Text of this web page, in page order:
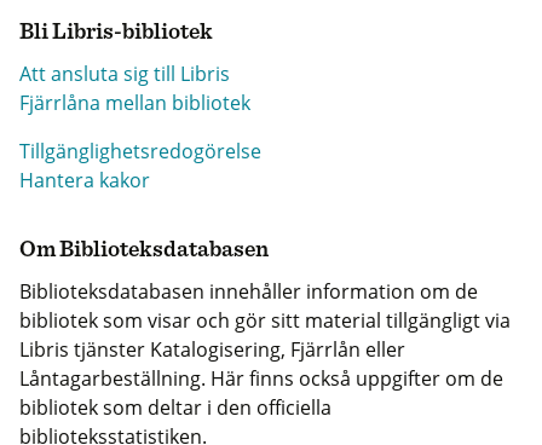
Bli Libris-bibliotek
Att ansluta sig till Libris
Fjärrlåna mellan bibliotek
Tillgänglighetsredogörelse
Hantera kakor
Om Biblioteksdatabasen
Biblioteksdatabasen innehåller information om de
bibliotek som visar och gör sitt material tillgängligt via
Libris tjänster Katalogisering, Fjärrlån eller
Låntagarbeställning. Här finns också uppgifter om de
bibliotek som deltar i den officiella
biblioteksstatistiken.